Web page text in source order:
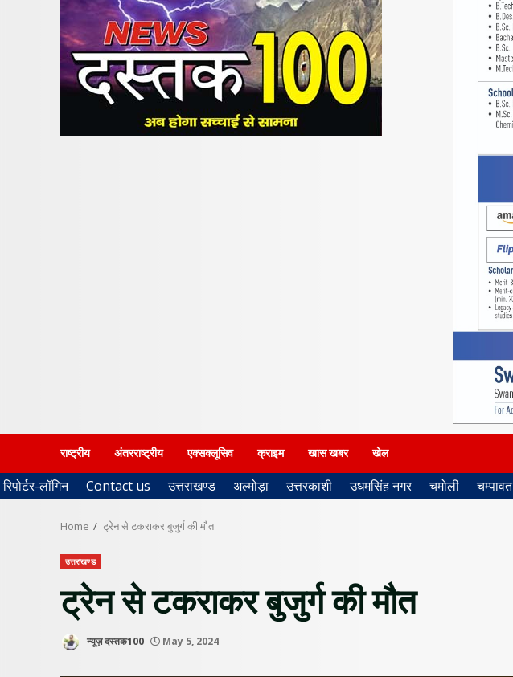
राष्ट्रीय अंतरराष्ट्रीय एक्सक्लूसिव क्राइम खास खबर खेल
रिपोर्टर-लॉगिन Contact us उत्तराखण्ड अल्मोड़ा उत्तरकाशी उधमसिंह नगर चमोली चम्पावत
Home ट्रेन से टकराकर बुजुर्ग की मौत
उत्तराखण्ड
ट्रेन से टकराकर बुजुर्ग की मौत
न्यूज़ दस्तक100 May 5, 2024